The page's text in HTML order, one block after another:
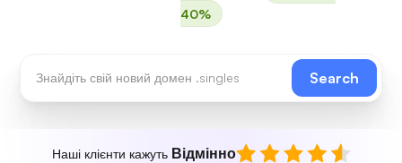
40%
Search
Наші клієнти кажуть Відмінно